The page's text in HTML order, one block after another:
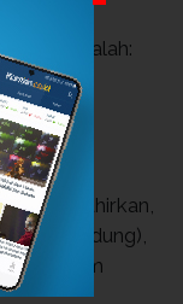
adalah:
melahirkan,
kandung),
dalam